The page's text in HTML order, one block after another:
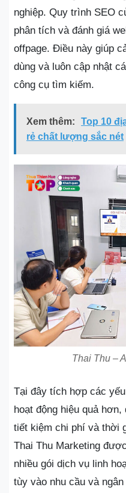
nghiệp. Quy trình SEO
phân tích và đánh giá
offpage. Điều này giúp
dùng và luôn cập nhật
công cụ tìm kiếm.
Xem thêm:
Top 10
rẻ chất lượng sắc nét
Thai Thu –
Tại đây tích hợp các
hoạt động hiệu quả
tiết kiệm chi phí và thời
Thai Thu Marketing
nhiều gói dịch vụ linh
tùy vào nhu cầu và